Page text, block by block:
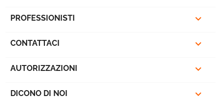
PROFESSIONISTI 
CONTATTACI 
AUTORIZZAZIONI 
DICONO DI NOI 